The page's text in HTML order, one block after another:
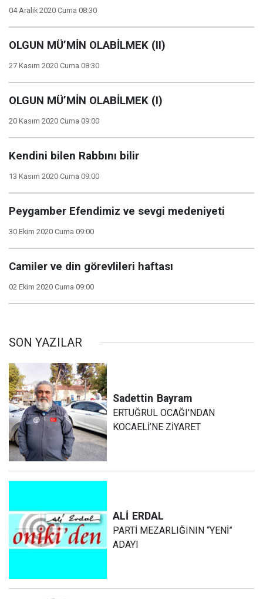
04 Aralık 2020 Cuma 08:30
OLGUN MÜ’MİN OLABİLMEK (II)
27 Kasım 2020 Cuma 08:30
OLGUN MÜ’MİN OLABİLMEK (I)
20 Kasım 2020 Cuma 09:00
Kendini bilen Rabbını bilir
13 Kasım 2020 Cuma 09:00
Peygamber Efendimiz ve sevgi medeniyeti
30 Ekim 2020 Cuma 09:00
Camiler ve din görevlileri haftası
02 Ekim 2020 Cuma 09:00
SON YAZILAR
Sadettin Bayram
ERTUĞRUL OCAĞI'NDAN
KOCAELİ’NE ZİYARET
ALİ ERDAL
PARTİ MEZARLIĞININ “YENİ”
ADAYI